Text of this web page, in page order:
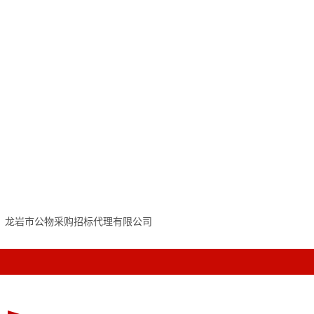
龙岩市公物采购招标代理有限公司